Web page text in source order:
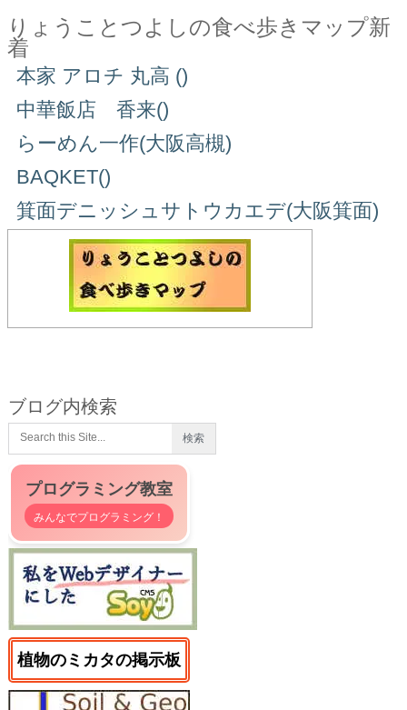
りょうことつよしの食べ歩きマップ新
着
本家 アロチ 丸高 ()
中華飯店 香来()
らーめん一作(大阪高槻)
BAQKET()
箕面デニッシュサトウカエデ(大阪箕面)
ブログ内検索
プログラミング教室
みんなでプログラミング！
植物のミカタの掲示板